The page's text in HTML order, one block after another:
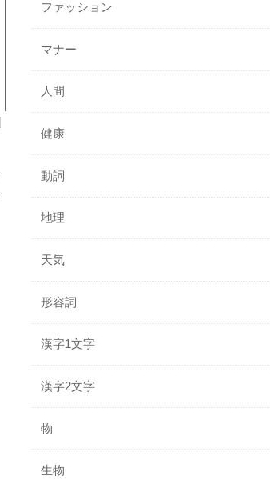
ファッション
マナー
人間
健康
動詞
地理
天気
形容詞
漢字1文字
漢字2文字
物
生物